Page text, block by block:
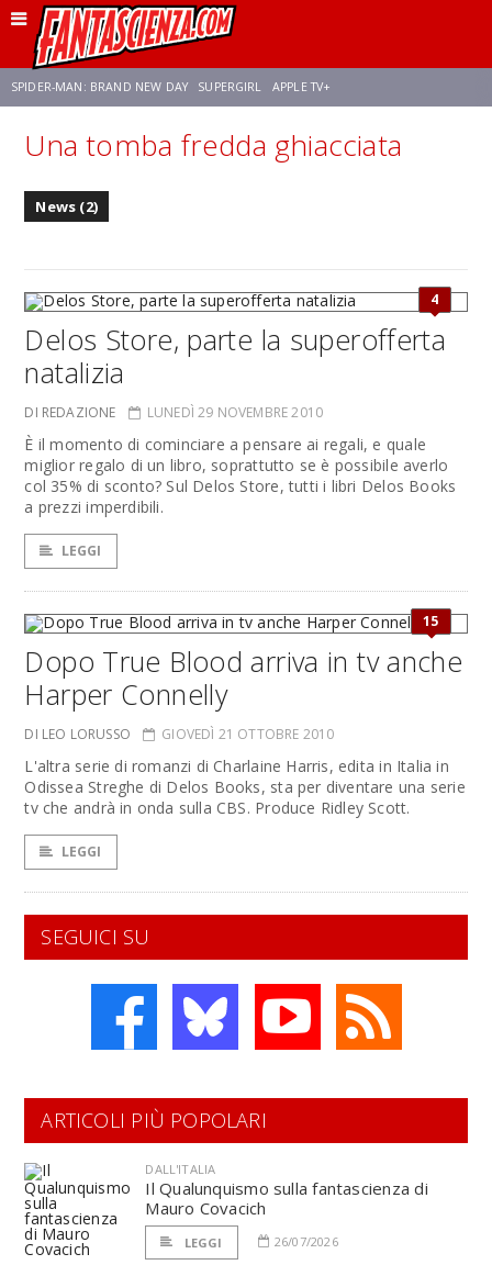
SPIDER-MAN: BRAND NEW DAY SUPERGIRL APPLE TV+
FRANCO RICCIARDIELLO ZENDAYA STAR TREK AVENGERS: DOOMSDAY
Una tomba fredda ghiacciata
News (2)
4
Delos Store, parte la superofferta
natalizia
DI REDAZIONE LUNEDÌ 29 NOVEMBRE 2010
È il momento di cominciare a pensare ai regali, e quale
miglior regalo di un libro, soprattutto se è possibile averlo
col 35% di sconto? Sul Delos Store, tutti i libri Delos Books
a prezzi imperdibili.
LEGGI
15
Dopo True Blood arriva in tv anche
Harper Connelly
DI LEO LORUSSO GIOVEDÌ 21 OTTOBRE 2010
L'altra serie di romanzi di Charlaine Harris, edita in Italia in
Odissea Streghe di Delos Books, sta per diventare una serie
tv che andrà in onda sulla CBS. Produce Ridley Scott.
LEGGI
SEGUICI SU
ARTICOLI PIÙ POPOLARI
DALL'ITALIA
Il Qualunquismo sulla fantascienza di
Mauro Covacich
LEGGI 26/07/2026